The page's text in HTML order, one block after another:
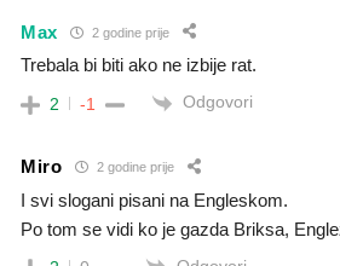
Max 2 godine prije
Trebala bi biti ako ne izbije rat.
2 -1 Odgovori
Miro 2 godine prije
I svi slogani pisani na Engleskom.
Po tom se vidi ko je gazda Briksa,